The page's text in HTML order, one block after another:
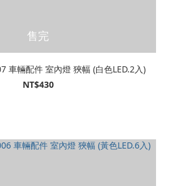
售完
車輛配件 室內燈 狹幅 (白色LED.2入)
NT$430